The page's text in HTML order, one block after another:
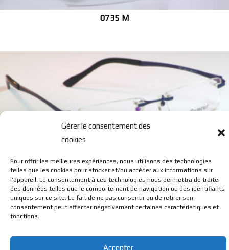
Gérer le consentement des
cookies
Pour offrir les meilleures expériences, nous utilisons des technologies
telles que les cookies pour stocker et/ou accéder aux informations sur
l'appareil. Le consentement à ces technologies nous permettra de traiter
des données telles que le comportement de navigation ou des identifiants
uniques sur ce site. Le fait de ne pas consentir ou de retirer son
consentement peut affecter négativement certaines caractéristiques et
fonctions.
Accepter
0735 M
0397
© BL Optique - 22 Rue de la Cueille - 39170 Lavans Les St